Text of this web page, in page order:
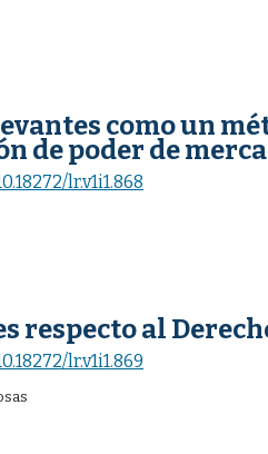
como un
de poder de
lr.v1i1.868
respecto al
lr.v1i1.869